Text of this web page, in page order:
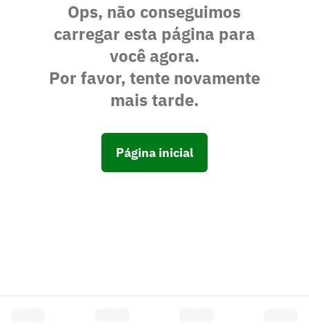
Ops, não conseguimos
carregar esta página para
você agora.
Por favor, tente novamente
mais tarde.
Página inicial